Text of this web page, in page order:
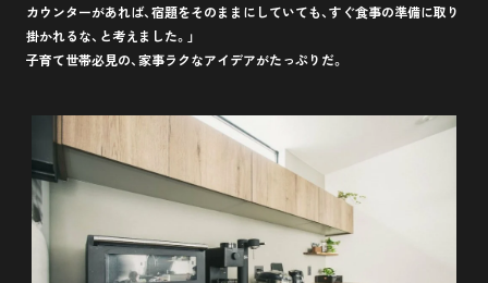
カウンターがあれば、宿題をそのままにしていても、すぐ食事の準備に取り
掛かれるな、と考えました。」
子育て世帯必見の、家事ラクなアイデアがたっぷりだ。